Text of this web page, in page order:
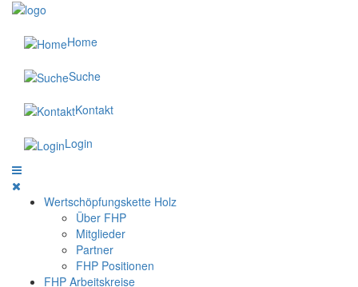
Home
Suche
Kontakt
Login
Wertschöpfungskette Holz
Über FHP
Mitglieder
Partner
FHP Positionen
FHP Arbeitskreise